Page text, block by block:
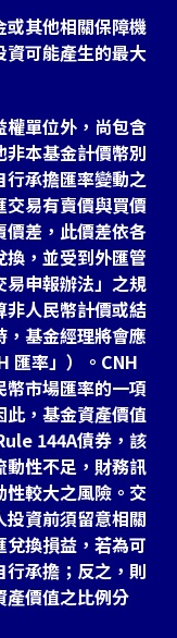
或其他相關保障機
資可能產生的最大
權單位外，尚包含
本基金計價幣別
行承擔匯率變動之
交易有賣價與買價
價差，此價差依各
，並受到外匯管
易申報辦法」之規
非人民幣計價或結
基金經理將會應
匯率」）。CNH
幣市場匯率的一項
此，基金資產價值
144A債券，該
動性不足，財務訊
較大之風險。交
資前須留意相關
換損益，若為可
承擔；反之，則
產價值之比例分